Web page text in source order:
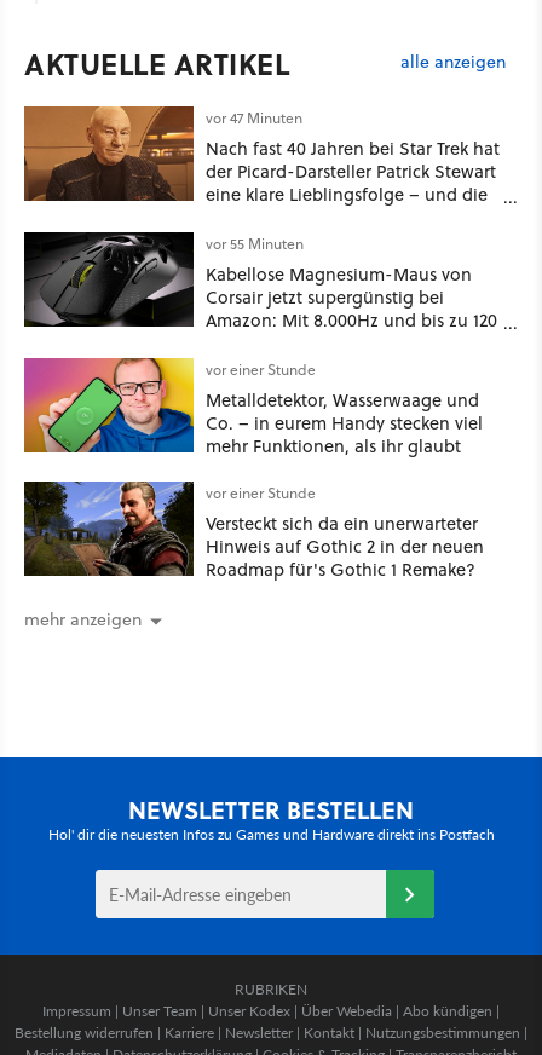
AKTUELLE ARTIKEL alle anzeigen
vor 47 Minuten
Nach fast 40 Jahren bei Star Trek hat
der Picard-Darsteller Patrick Stewart
eine klare Lieblingsfolge – und die
vor 55 Minuten
Kabellose Magnesium-Maus von
Corsair jetzt supergünstig bei
Amazon: Mit 8.000Hz und bis zu 120
vor einer Stunde
Metalldetektor, Wasserwaage und
Co. – in eurem Handy stecken viel
mehr Funktionen, als ihr glaubt
vor einer Stunde
Versteckt sich da ein unerwarteter
Hinweis auf Gothic 2 in der neuen
Roadmap für's Gothic 1 Remake?
mehr anzeigen
NEWSLETTER BESTELLEN
Hol' dir die neuesten Infos zu Games und Hardware direkt ins Postfach
RUBRIKEN
Impressum | Unser Team | Unser Kodex | Über Webedia | Abo kündigen |
Bestellung widerrufen | Karriere | Newsletter | Kontakt | Nutzungsbestimmungen |